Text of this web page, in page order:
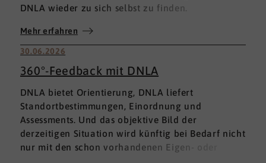
DNLA wieder zu sich selbst zu finden.
Mehr erfahren
30.06.2026
360°-Feedback mit DNLA
DNLA bietet Orientierung, DNLA liefert
Standortbestimmungen, Einordnung und
Assessments. Und das objektive Bild der
derzeitigen Situation wird künftig bei Bedarf nicht
nur mit den schon vorhandenen Eigen- oder